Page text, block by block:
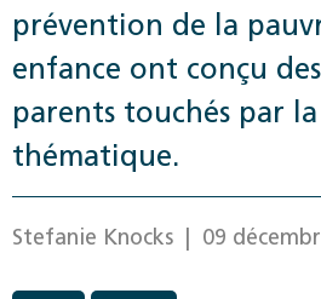
prévention de la
enfance ont conçu
parents touchés par
thématique.
Stefanie Knocks | 09